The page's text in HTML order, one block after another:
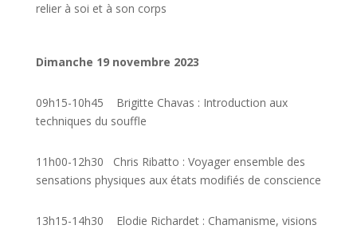
relier à soi et à son corps
Dimanche 19 novembre 2023
09h15-10h45 Brigitte Chavas : Introduction aux
techniques du souffle
11h00-12h30
Chris Ribatto : Voyager ensemble des
sensations physiques aux états modifiés de conscience
13h15-14h30
Elodie Richardet : Chamanisme, visions